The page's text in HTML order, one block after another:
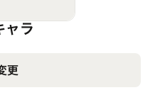
ャラ
更